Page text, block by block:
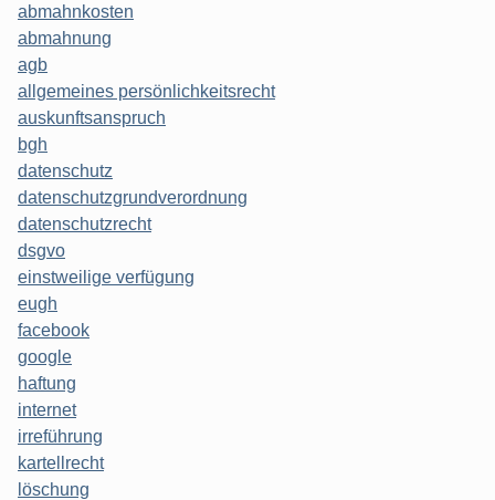
abmahnkosten
abmahnung
agb
allgemeines persönlichkeitsrecht
auskunftsanspruch
bgh
datenschutz
datenschutzgrundverordnung
datenschutzrecht
dsgvo
einstweilige verfügung
eugh
facebook
google
haftung
internet
irreführung
kartellrecht
löschung